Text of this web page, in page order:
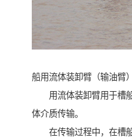
船用流体装卸臂（输油臂
用流体装卸臂用于槽船
体介质传输。
在传输过程中，在槽船